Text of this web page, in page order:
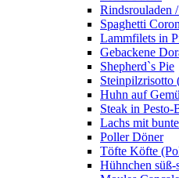
Rindsrouladen
Spaghetti
Lammfilets in
Gebackene
Shepherd`s Pie
Steinpilzrisotto
Huhn auf
Steak in
Lachs mit
Poller Döner
Töfte Köfte
Hühnchen süß-